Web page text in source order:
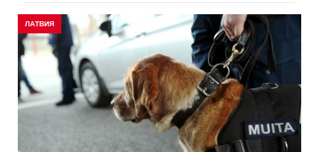
ЛАТВИЯ